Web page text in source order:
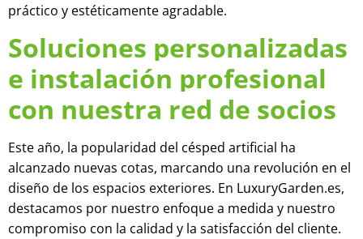
práctico y estéticamente agradable.
Soluciones personalizadas
e instalación profesional
con nuestra red de socios
Este año, la popularidad del césped artificial ha
alcanzado nuevas cotas, marcando una revolución en el
diseño de los espacios exteriores. En LuxuryGarden.es,
destacamos por nuestro enfoque a medida y nuestro
compromiso con la calidad y la satisfacción del cliente.